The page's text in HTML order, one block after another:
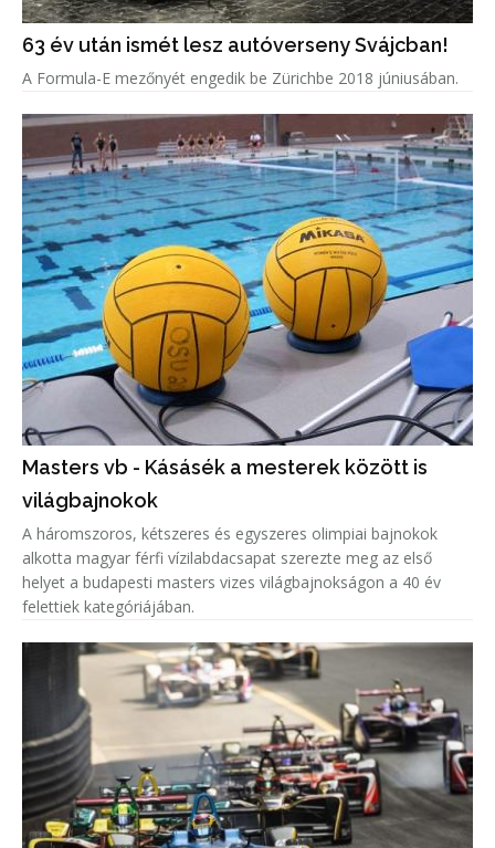
63 év után ismét lesz autóverseny Svájcban!
A Formula-E mezőnyét engedik be Zürichbe 2018 júniusában.
Masters vb - Kásásék a mesterek között is
világbajnokok
A háromszoros, kétszeres és egyszeres olimpiai bajnokok
alkotta magyar férfi vízilabdacsapat szerezte meg az első
helyet a budapesti masters vizes világbajnokságon a 40 év
felettiek kategóriájában.